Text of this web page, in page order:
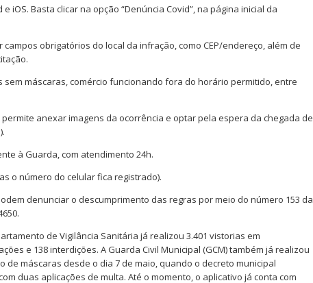
iOS. Basta clicar na opção “Denúncia Covid”, na página inicial da
obrigatórios do local da infração, como CEP/endereço, além de
máscaras, comércio funcionando fora do horário permitido, entre
anexar imagens da ocorrência e optar pela espera da chegada de
à Guarda, com atendimento 24h.
o número do celular fica registrado).
denunciar o descumprimento das regras por meio do número 153 da
de Vigilância Sanitária já realizou 3.401 vistorias em
e 138 interdições. A Guarda Civil Municipal (GCM) também já realizou
de máscaras desde o dia 7 de maio, quando o decreto municipal
duas aplicações de multa. Até o momento, o aplicativo já conta com